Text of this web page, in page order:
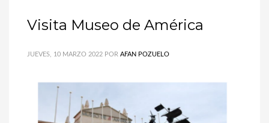
Visita Museo de América
JUEVES, 10 MARZO 2022 POR AFAN POZUELO